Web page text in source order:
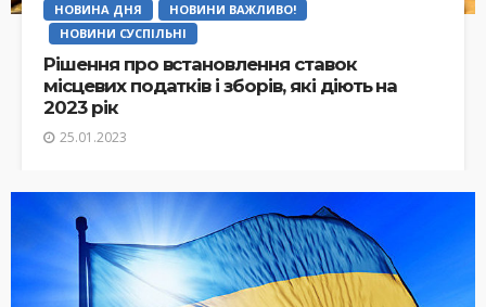
НОВИНА ДНЯ
НОВИНИ ВАЖЛИВО!
НОВИНИ СУСПІЛЬНІ
Рішення про встановлення ставок
місцевих податків і зборів, які діють на
2023 рік
25.01.2023